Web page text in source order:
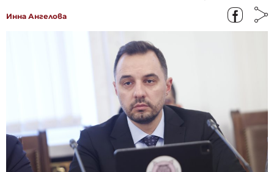
Инна Ангелова